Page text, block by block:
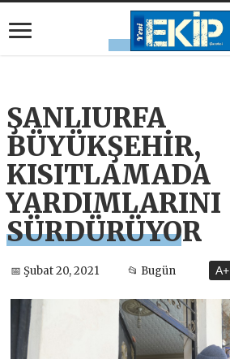
ŞANLIURFA
BÜYÜKŞEHİR,
KISITLAMADA
YARDIMLARINI
SÜRDÜRÜYOR
📅 Şubat 20, 2021 📂 Bugün A+